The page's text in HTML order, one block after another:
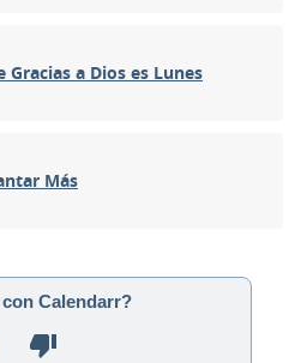
Gracias a Dios es Lunes
Más
Calendarr?